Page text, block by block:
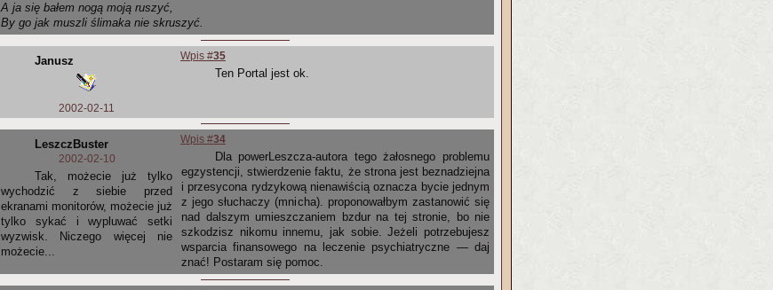
A ja się bałem nogą moją ruszyć,
By go jak muszli ślimaka nie skruszyć.
Janusz
2002-02-11
Wpis #35
Ten Portal jest ok.
LeszczBuster
2002-02-10
Tak, możecie już tylko
wychodzić z siebie przed
ekranami monitorów, możecie już
tylko sykać i wypluwać setki
wyzwisk. Niczego więcej nie
możecie...
Wpis #34
Dla powerLeszcza-autora tego żałosnego problemu
egzystencji, stwierdzenie faktu, że strona jest beznadziejna
i przesycona rydzykową nienawiścią oznacza bycie jednym
z jego słuchaczy (mnicha). proponowałbym zastanowić się
nad dalszym umieszczaniem bzdur na tej stronie, bo nie
szkodzisz nikomu innemu, jak sobie. Jeżeli potrzebujesz
wsparcia finansowego na leczenie psychiatryczne — daj
znać! Postaram się pomoc.